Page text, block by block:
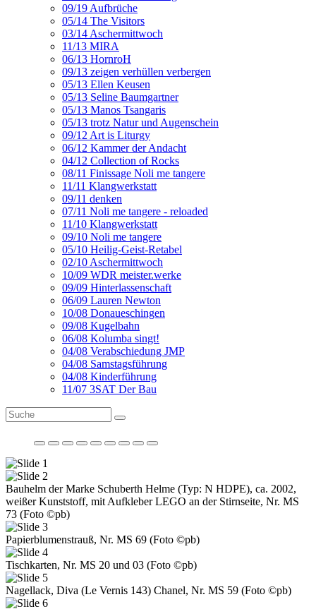
09/19 Aufbrüche
05/14 The Visitors
03/14 Aschermittwoch
11/13 MIRA
06/13 HornroH
09/13 zeigen verhüllen verbergen
05/13 Ellen Keusen
05/13 Seline Baumgartner
05/13 Manos Tsangaris
05/13 trotz Natur und Augenschein
09/12 Art is Liturgy
06/12 Kammer der Andacht
04/12 Collection of Rocks
08/11 Finissage Noli me tangere
11/11 Klangwerkstatt
09/11 denken
07/11 Noli me tangere - reloaded
11/10 Klangwerkstatt
09/10 Noli me tangere
05/10 Heilig-Geist-Retabel
02/10 Aschermittwoch
10/09 WDR meister.werke
09/09 Hinterlassenschaft
06/09 Lauren Newton
10/08 Donaueschingen
09/08 Kugelbahn
06/08 Kolumba singt!
04/08 Verabschiedung JMP
04/08 Samstagsführung
04/08 Kinderführung
11/07 3SAT Der Bau
Bauhelm der Marke Schuberth Helme (Typ: N HDPE), ca. 2002,
weißer Kunststoff, mit Aufkleber LEGO an der Stirnseite, Nr. MS
73 (Foto ©pb)
Papierblumenstrauß, Nr. MS 69 (Foto ©pb)
Tischkarten, Nr. MS 20 und 03 (Foto ©pb)
Nagellack, Diva (Le Vernis 143) Chanel, Nr. MS 59 (Foto ©pb)